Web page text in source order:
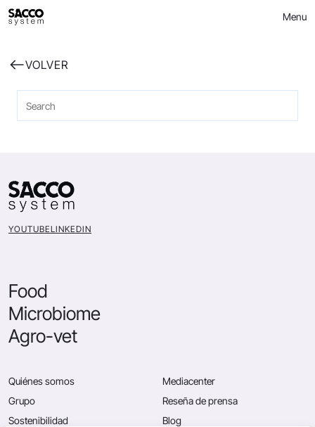
Skip
to
Menu
VOLVER
YOUTUBELINKEDIN
Food
Microbiome
Agro-vet
Quiénes somos
Grupo
Sostenibilidad
Mediacenter
Reseña de prensa
Blog